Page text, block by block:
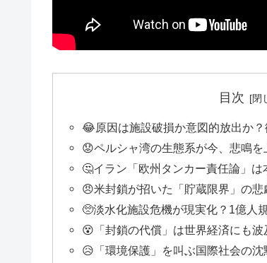
目次
😂原因は施設破損か意図的放出か
😟ペルシャ湾の生態系が今、悲鳴を
🤔イラン「欧州タンカー責任論」
😠米封鎖が招いた「貯蔵限界」の
🥺淡水化施設危機が現実化？1億人
😵「封鎖の代償」は世界経済にも
😥「環境保護」を叫ぶ国際社会の沈